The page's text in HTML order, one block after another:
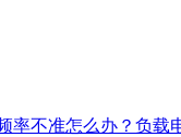
率不准怎么办？负载